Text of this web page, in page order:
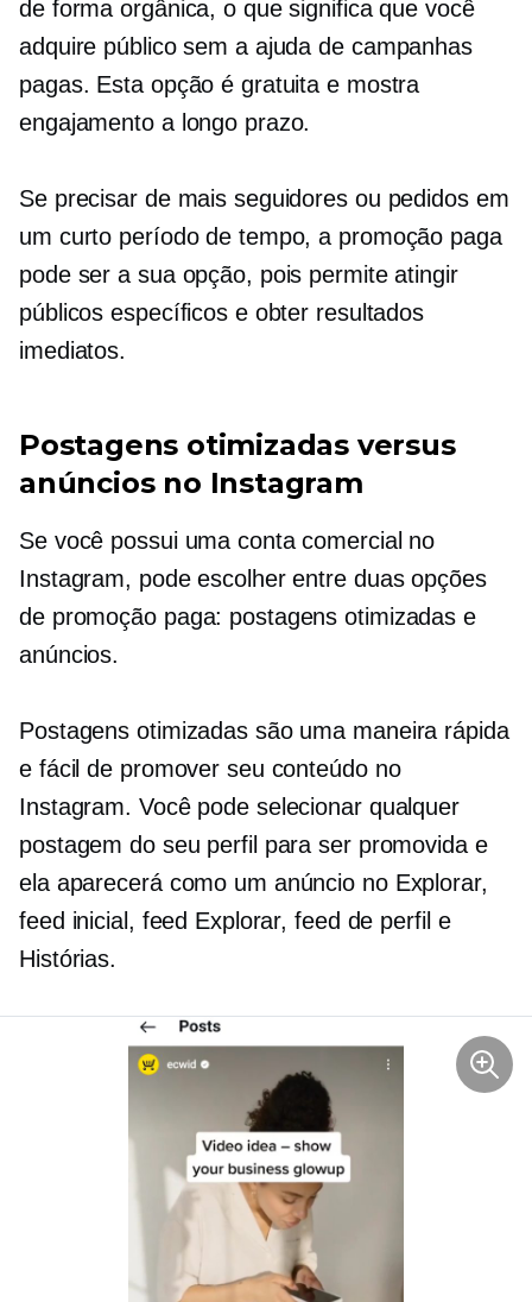
de forma orgânica, o que significa que você
adquire público sem a ajuda de campanhas
pagas. Esta opção é gratuita e mostra
engajamento a longo prazo.
Se precisar de mais seguidores ou pedidos em
um curto período de tempo, a promoção paga
pode ser a sua opção, pois permite atingir
públicos específicos e obter resultados
imediatos.
Postagens otimizadas versus
anúncios no Instagram
Se você possui uma conta comercial no
Instagram, pode escolher entre duas opções
de promoção paga: postagens otimizadas e
anúncios.
Postagens otimizadas são uma maneira rápida
e fácil de promover seu conteúdo no
Instagram. Você pode selecionar qualquer
postagem do seu perfil para ser promovida e
ela aparecerá como um anúncio no Explorar,
feed inicial, feed Explorar, feed de perfil e
Histórias.